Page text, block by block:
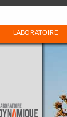
LABORATOIRE